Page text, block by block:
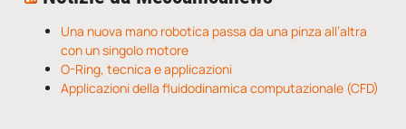
Una nuova mano robotica passa da una pinza all’altra
con un singolo motore
O-Ring, tecnica e applicazioni
Applicazioni della fluidodinamica computazionale (CFD)